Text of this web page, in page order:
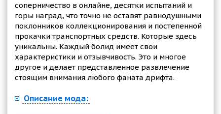
соперничество в онлайне, десятки испытаний и
горы наград, что точно не оставят равнодушными
поклонников коллекционирования и постепенной
прокачки транспортных средств. Которые здесь
уникальны. Каждый болид имеет свои
характеристики и отзывчивость. Это и многое
другое и делает представленное развлечение
стоящим внимания любого фаната дрифта.
Описание мода: